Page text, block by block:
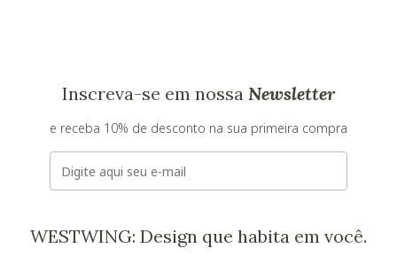
Inscreva-se em nossa Newsletter
e receba 10% de desconto na sua primeira compra
E-mail
WESTWING: Design que habita em você.